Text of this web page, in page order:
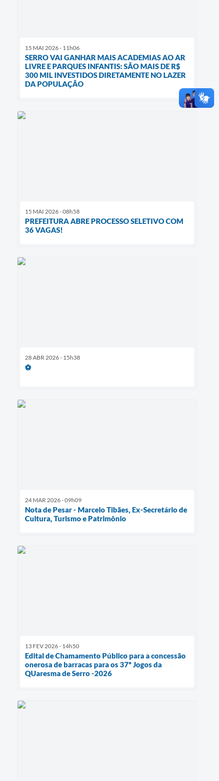
15 MAI 2026 - 11h06
SERRO VAI GANHAR MAIS ACADEMIAS AO AR
LIVRE E PARQUES INFANTIS: SÃO MAIS DE R$
300 MIL INVESTIDOS DIRETAMENTE NO LAZER
DA POPULAÇÃO
15 MAI 2026 - 08h58
PREFEITURA ABRE PROCESSO SELETIVO COM
36 VAGAS!
28 ABR 2026 - 15h38
⚽
24 MAR 2026 - 09h09
Nota de Pesar - Marcelo Tibães, Ex-Secretário de
Cultura, Turismo e Patrimônio
13 FEV 2026 - 14h50
Edital de Chamamento Público para a concessão
onerosa de barracas para os 37º Jogos da
QUaresma de Serro -2026